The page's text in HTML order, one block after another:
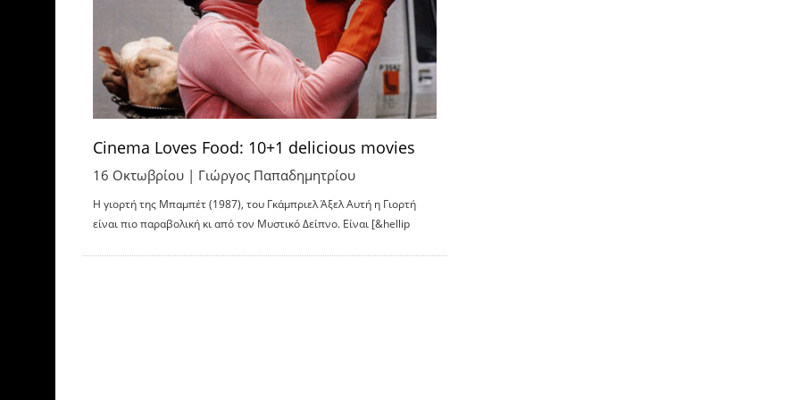
Cinema Loves Food: 10+1 delicious movies
16 Οκτωβρίου | Γιώργος Παπαδημητρίου
Η γιορτή της Μπαμπέτ (1987), του Γκάμπριελ Άξελ Αυτή η Γιορτή
είναι πιο παραβολική κι από τον Μυστικό Δείπνο. Είναι [&hellip